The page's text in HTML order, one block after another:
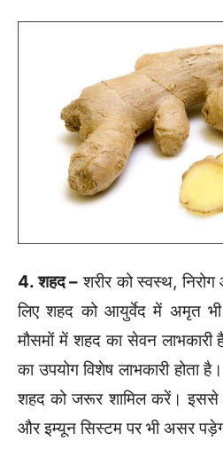
4. शहद – शरीर को स्वस्थ,
लिए शहद को आयुर्वेद में अमृत
मौसमों में शहद का सेवन लाभकारी
का उपयोग विशेष लाभकारी होता
शहद को जरूर शामिल करें। इससे
और इम्यून सिस्टम पर भी असर